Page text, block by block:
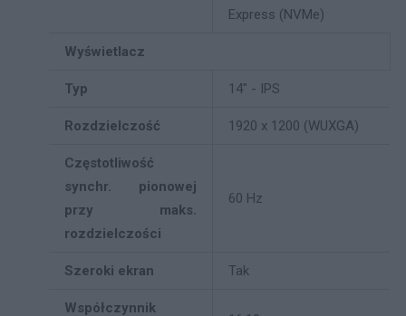
Express (NVMe)
Wyświetlacz
Typ 14" - IPS
Rozdzielczość 1920 x 1200 (WUXGA)
Częstotliwość
synchr. pionowej
przy maks.
rozdzielczości
60 Hz
Szeroki ekran Tak
Współczynnik